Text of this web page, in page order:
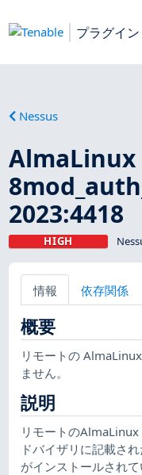
プラグイン
Nessus
AlmaLinux
2023:4418
HIGH
情報 依存関係
概要
リモートの
ません。
説明
リモートの
ドバイザリに記載さ
がインストールされて